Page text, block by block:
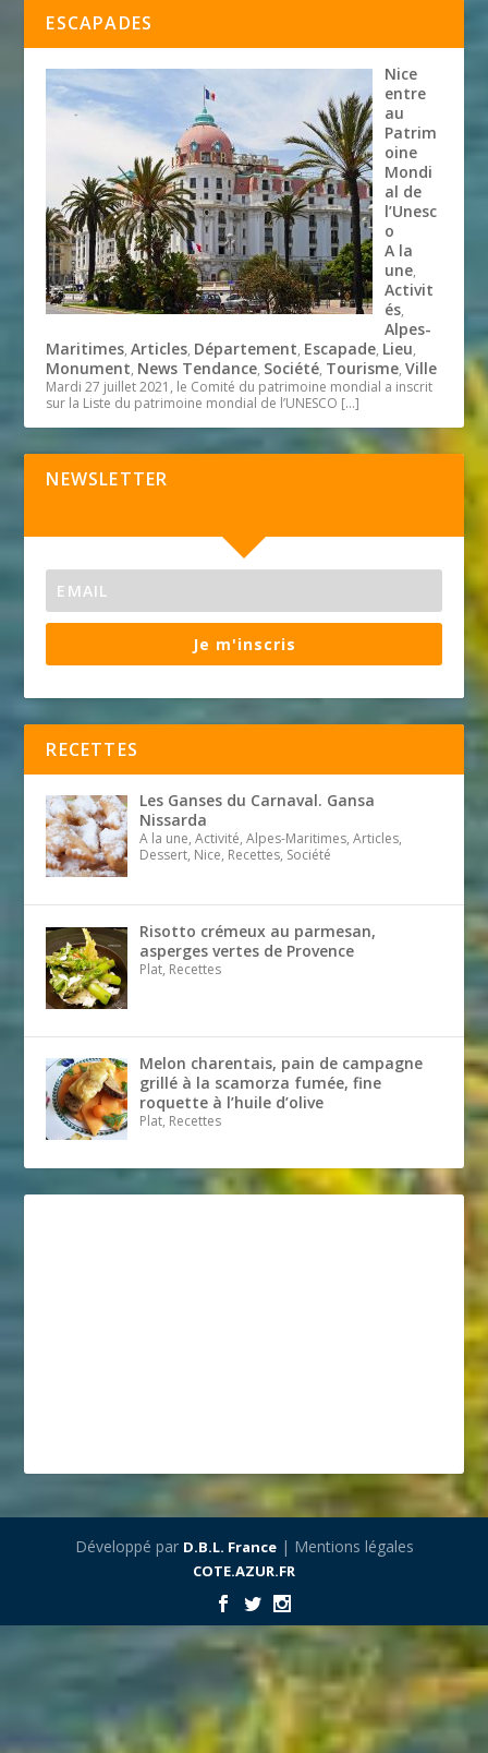
ESCAPADES
Nice
entre
au
Patrim
oine
Mondi
al de
l’Unesc
o
A la
une,
Activit
és,
Alpes-
Maritimes,Articles, Département, Escapade, Lieu,
Monument, News Tendance, Société, Tourisme,Ville
Mardi 27 juillet 2021, le Comité du patrimoine mondial a inscrit
sur la Liste du patrimoine mondial de l’UNESCO […]
NEWSLETTER
Je m'inscris
RECETTES
Les Ganses du Carnaval. Gansa
Nissarda
A la une, Activité, Alpes-Maritimes, Articles,
Dessert, Nice, Recettes, Société
Risotto crémeux au parmesan,
asperges vertes de Provence
Plat, Recettes
Melon charentais, pain de campagne
grillé à la scamorza fumée, fine
roquette à l’huile d’olive
Plat, Recettes
Développé par D.B.L. France| Mentions légales
COTE.AZUR.FR